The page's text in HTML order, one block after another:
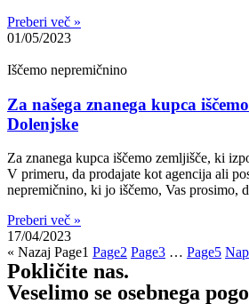
Preberi več »
01/05/2023
Iščemo nepremičnino
Za našega znanega kupca
Dolenjske
Za znanega kupca iščemo zemljišče, ki
V primeru, da prodajate kot agencija ali
nepremičnino, ki jo iščemo, Vas prosimo,
Preberi več »
17/04/2023
« Nazaj Page1 Page2 Page3 … Page5
Pokličite nas.
Veselimo se osebnega